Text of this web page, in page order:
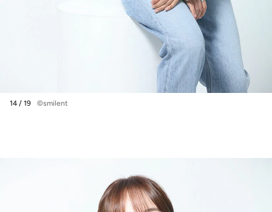
14 / 19 ©smilent